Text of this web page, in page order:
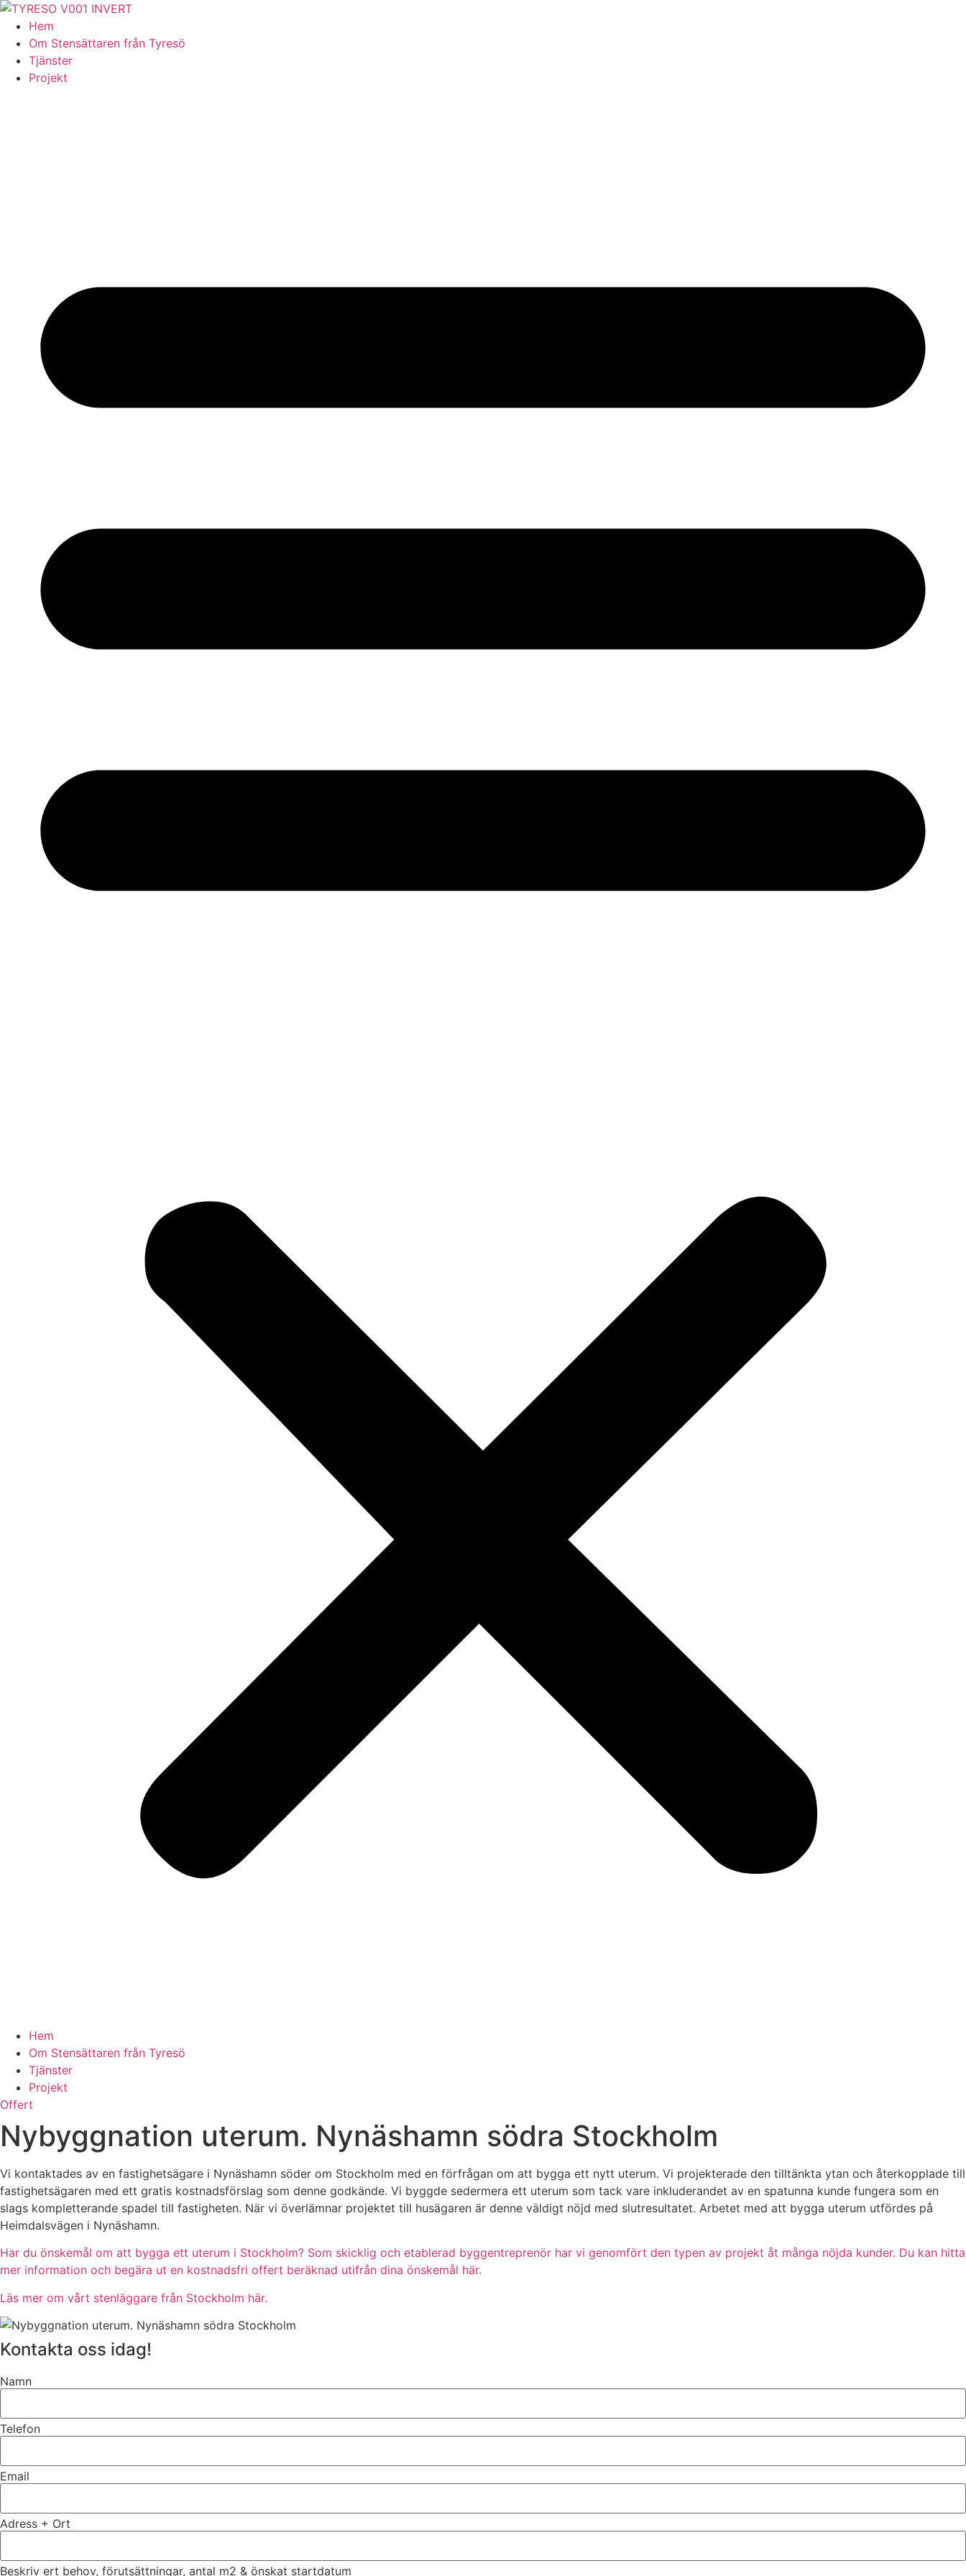
Skip
content
Hem
Om Stensättaren från Tyresö
Tjänster
Projekt
Hem
Om Stensättaren från Tyresö
Tjänster
Projekt
Offert
Nybyggnation uterum. Nynäshamn södra Stockholm
Vi kontaktades av en fastighetsägare i Nynäshamn söder om Stockholm med en förfrågan om att bygga ett nytt uterum. Vi projekterade den tilltänkta ytan och återkopplade till
fastighetsägaren med ett gratis kostnadsförslag som denne godkände. Vi byggde sedermera ett uterum som tack vare inkluderandet av en spatunna kunde fungera som en
slags kompletterande spadel till fastigheten. När vi överlämnar projektet till husägaren är denne väldigt nöjd med slutresultatet. Arbetet med att bygga uterum utfördes på
Heimdalsvägen i Nynäshamn.
Har du önskemål om att bygga ett uterum i Stockholm? Som skicklig och etablerad byggentreprenör har vi genomfört den typen av projekt åt många nöjda kunder. Du kan hitta
mer information och begära ut en kostnadsfri offert beräknad utifrån dina önskemål här.
Läs mer om vårt stenläggare från Stockholm här.
Kontakta oss idag!
Namn
Telefon
Email
Adress + Ort
Beskriv ert behov, förutsättningar, antal m2 & önskat startdatum